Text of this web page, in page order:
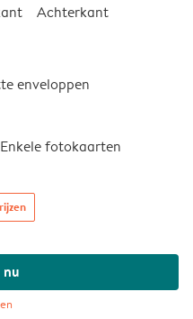
Achterkant
enveloppen
Enkele fotokaarten
nu